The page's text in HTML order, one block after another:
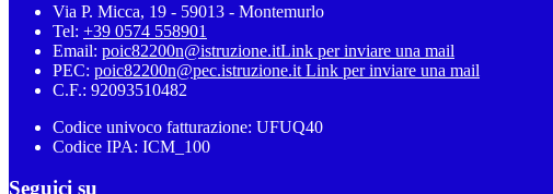
Via P. Micca, 19 - 59013 - Montemurlo
Tel: +39 0574 558901
Email: poic82200n@istruzione.itLink per inviare una mail
PEC: poic82200n@pec.istruzione.it Link per inviare una mail
C.F.: 92093510482
Codice univoco fatturazione: UFUQ40
Codice IPA: ICM_100
Seguici su